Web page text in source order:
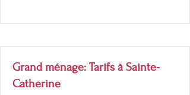
Grand ménage: Tarifs à Sainte-
Catherine